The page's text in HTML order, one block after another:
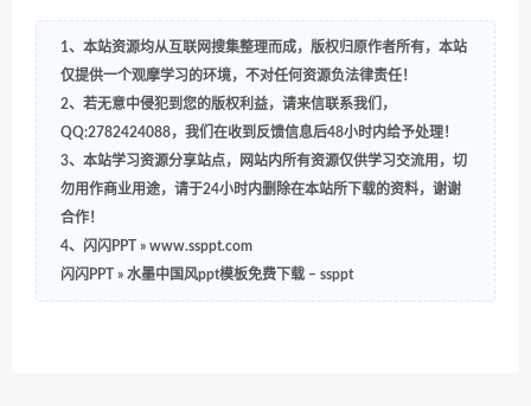
1、本站资源均从互联网搜集整理而成，版权归原作者所有，本站
仅提供一个观摩学习的环境，不对任何资源负法律责任！
2、若无意中侵犯到您的版权利益，请来信联系我们，
QQ:2782424088，我们在收到反馈信息后48小时内给予处理！
3、本站学习资源分享站点，网站内所有资源仅供学习交流用，切
勿用作商业用途，请于24小时内删除在本站所下载的资料，谢谢
合作！
4、闪闪PPT » www.ssppt.com
闪闪PPT » 水墨中国风ppt模板免费下载 – ssppt